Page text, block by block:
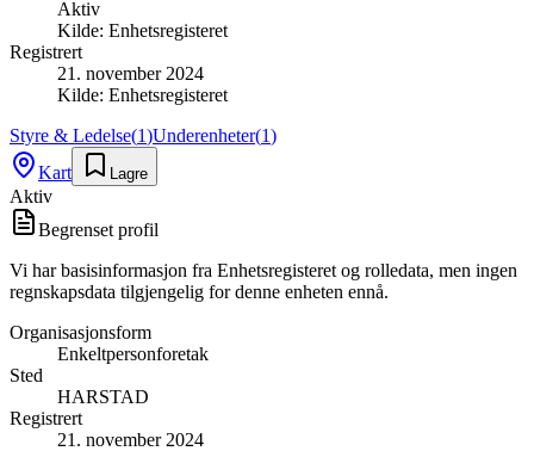
Aktiv
Kilde: Enhetsregisteret
Registrert
21. november 2024
Kilde: Enhetsregisteret
Styre & Ledelse(1)Underenheter(1)
Kart
Lagre
Aktiv
Begrenset profil
Vi har basisinformasjon fra Enhetsregisteret og rolledata, men ingen
regnskapsdata tilgjengelig for denne enheten ennå.
Organisasjonsform
Enkeltpersonforetak
Sted
HARSTAD
Registrert
21. november 2024